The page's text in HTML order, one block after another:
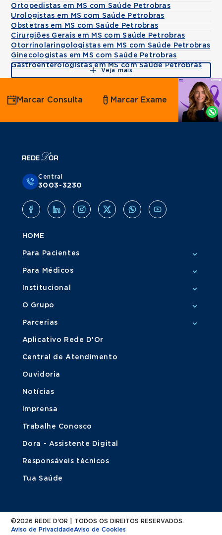
Ortopedistas em MS com Saúde Petrobras
Urologistas em MS com Saúde Petrobras
Obstetras em MS com Saúde Petrobras
Cirurgiões Gerais em MS com Saúde Petrobras
Otorrinolaringologistas em MS com Saúde Petrobras
Ginecologistas em MS com Saúde Petrobras
Gastroenterologistas em MS com Saúde Petrobras
Veja mais
Agende
por
Whatsapp
Marcar Consulta Marcar Exame
Central
3003-3230
HOME
Para Pacientes
Para Médicos
Institucional
O Grupo
Parcerias
Aplicativo Rede D'Or
Central de Atendimento
Ouvidoria
Notícias
Imprensa
Trabalhe Conosco
Dora - Assistente Digital
Responsáveis técnicos
Tua Saúde
©2026 REDE D'OR | TODOS OS DIREITOS RESERVADOS.
Aviso de PrivacidadeAviso de Cookies